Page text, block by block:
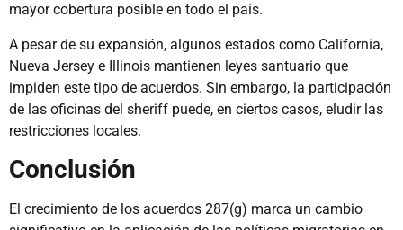
mayor cobertura posible en todo el país.
A pesar de su expansión, algunos estados como California,
Nueva Jersey e Illinois mantienen leyes santuario que
impiden este tipo de acuerdos. Sin embargo, la participación
de las oficinas del sheriff puede, en ciertos casos, eludir las
restricciones locales.
Conclusión
El crecimiento de los acuerdos 287(g) marca un cambio